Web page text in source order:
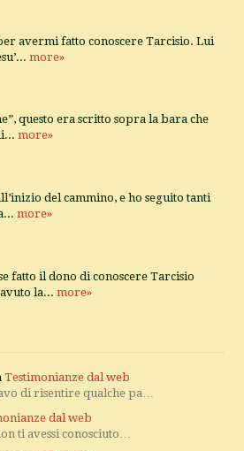
avermi fatto conoscere Tarcisio. Lui
more»
questo era scritto sopra la bara che
more»
del cammino, e ho seguito tanti
more»
fatto il dono di conoscere Tarcisio
la... more»
Testimonianze dal web
di risentire qualche pa…
dal web
ti avessi conosciuto…